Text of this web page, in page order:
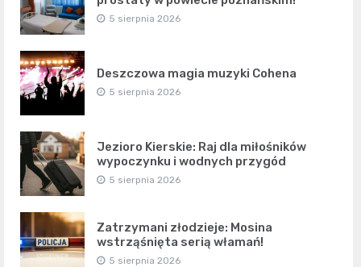
5 sierpnia 2026
Deszczowa magia muzyki Cohena
5 sierpnia 2026
Jezioro Kierskie: Raj dla miłośników
wypoczynku i wodnych przygód
5 sierpnia 2026
Zatrzymani złodzieje: Mosina
wstrząśnięta serią włamań!
5 sierpnia 2026